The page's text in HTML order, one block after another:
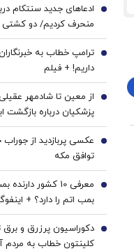
منحرف کردیم/ دو کشتی
2
ترامپ خطاب به
داریم! + فیلم
3
از معین تا شادمهر
پزشکیان درباره بازگشت
4
عکسی پربازدید از
توافق‌ مکه
5
معرفی 10 کشور
بمب اتم را دارد؟ +
6
دکوراسیون پرزرق‌ و
کلینتون خطاب به مردم
7